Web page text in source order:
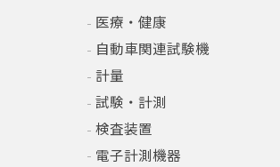
医療・健康
自動車関連試験機
計量
試験・計測
検査装置
電子計測機器